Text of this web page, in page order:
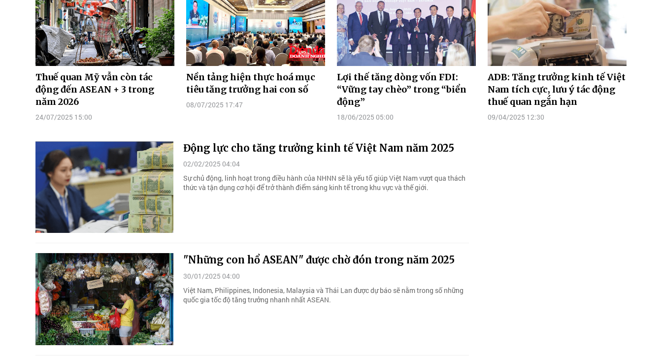
Thuế quan Mỹ vẫn còn tác
động đến ASEAN + 3 trong
năm 2026
24/07/2025 15:00
Nền tảng hiện thực hoá mục
tiêu tăng trưởng hai con số
08/07/2025 17:47
Lợi thế tăng dòng vốn FDI:
“Vững tay chèo” trong “biển
động”
18/06/2025 05:00
ADB: Tăng trưởng kinh tế Việt
Nam tích cực, lưu ý tác động
thuế quan ngắn hạn
09/04/2025 12:30
Động lực cho tăng trưởng kinh tế Việt Nam năm 2025
02/02/2025 04:04
Sự chủ động, linh hoạt trong điều hành của NHNN sẽ là yếu tố giúp Việt Nam vượt qua thách
thức và tận dụng cơ hội để trở thành điểm sáng kinh tế trong khu vực và thế giới.
"Những con hổ ASEAN" được chờ đón trong năm 2025
30/01/2025 04:00
Việt Nam, Philippines, Indonesia, Malaysia và Thái Lan được dự báo sẽ nằm trong số những
quốc gia tốc độ tăng trưởng nhanh nhất ASEAN.